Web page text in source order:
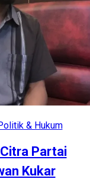
& Hukum
Partai
Kukar